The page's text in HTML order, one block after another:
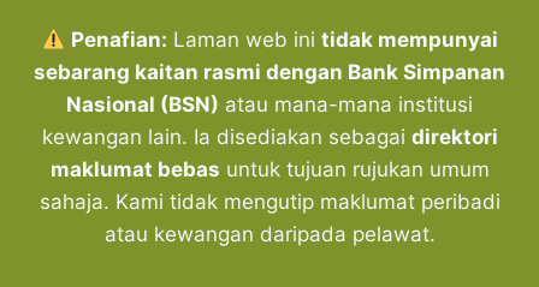
Penafian: Laman web ini tidak mempunyai
sebarang kaitan rasmi dengan Bank Simpanan
Nasional (BSN) atau mana-mana institusi
kewangan lain. Ia disediakan sebagai direktori
maklumat bebas untuk tujuan rujukan umum
sahaja. Kami tidak mengutip maklumat peribadi
atau kewangan daripada pelawat.